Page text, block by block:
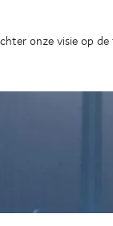
onze visie op